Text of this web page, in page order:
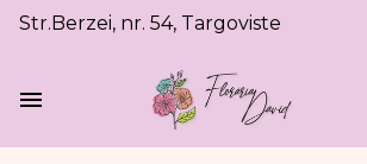
Str.Berzei, nr. 54, Targoviste